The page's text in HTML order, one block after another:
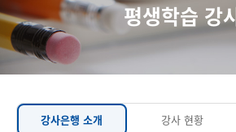
평생학습 강
강사은행 소개 강사 현황